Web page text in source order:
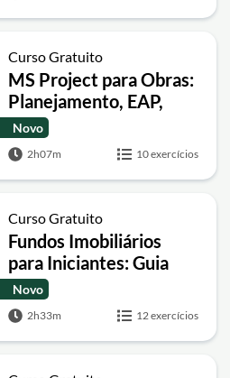
Curso Gratuito
MS Project para Obras:
Planejamento, EAP,
Recursos e Custos
Novo
2h07m 10 exercícios
Curso Gratuito
Fundos Imobiliários
para Iniciantes: Guia
Completo de FIIs
Novo
2h33m 12 exercícios